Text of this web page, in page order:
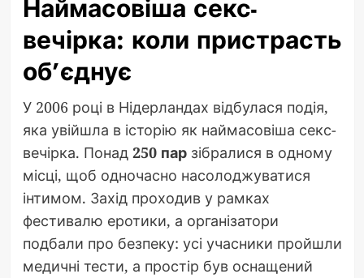
Наймасовіша секс-
вечірка: коли пристрасть
об’єднує
У 2006 році в Нідерландах відбулася подія,
яка увійшла в історію як наймасовіша секс-
вечірка. Понад 250 парзібралися в одному
місці, щоб одночасно насолоджуватися
інтимом. Захід проходив у рамках
фестивалю еротики, а організатори
подбали про безпеку: усі учасники пройшли
медичні тести, а простір був оснащений